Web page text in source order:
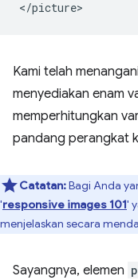
Kami telah
menyediakan enam
memperhitungkan
pandang perangkat
Catatan:Bagi Anda
'responsive images 101'
menjelaskan secara
Sayangnya, elemen